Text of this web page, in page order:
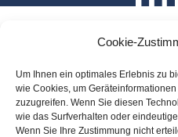
Cookie-
Um Ihnen ein optimales Erlebnis zu
wie Cookies, um
zuzugreifen. Wenn Sie diesen
wie das Surfverhalten oder
Wenn Sie Ihre Zustimmung nicht